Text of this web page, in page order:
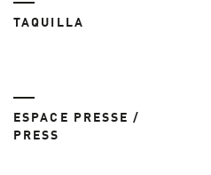
TAQUILLA
ESPACE PRESSE /
PRESS